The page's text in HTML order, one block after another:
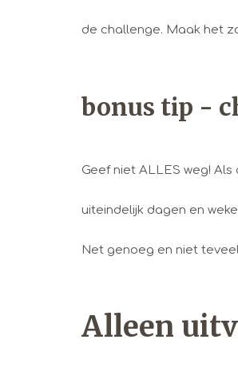
de challenge. Maak het
bonus tip -
Geef niet ALLES weg!
uiteindelijk dagen en
Net genoeg en niet
Alleen